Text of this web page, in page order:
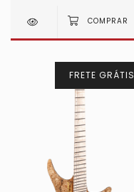
FRETE GRÁTIS